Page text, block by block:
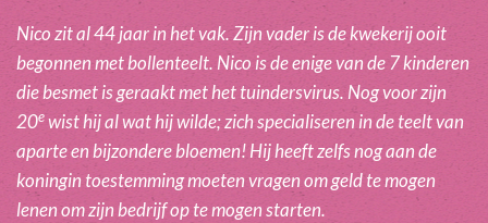
Nico zit al 44 jaar in het vak. Zijn vader is de kwekerij ooit
begonnen met bollenteelt. Nico is de enige van de 7 kinderen
die besmet is geraakt met het tuindersvirus. Nog voor zijn
20ewist hij al wat hij wilde; zich specialiseren in de teelt van
aparte en bijzondere bloemen! Hij heeft zelfs nog aan de
koningin toestemming moeten vragen om geld te mogen
lenen om zijn bedrijf op te mogen starten.